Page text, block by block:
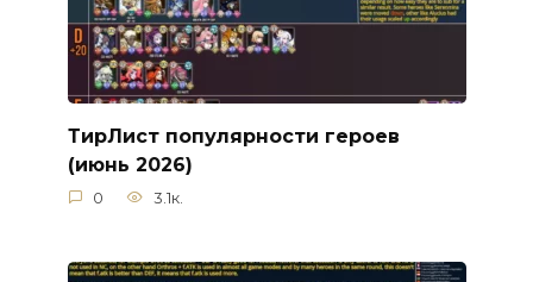
ТирЛист популярности героев
(июнь 2026)
0 3.1к.